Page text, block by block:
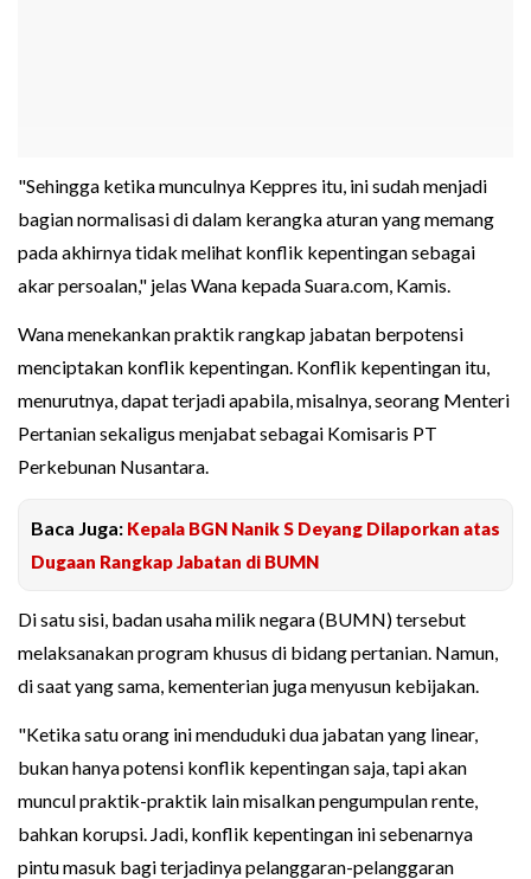
"Sehingga ketika munculnya Keppres itu, ini sudah menjadi
bagian normalisasi di dalam kerangka aturan yang memang
pada akhirnya tidak melihat konflik kepentingan sebagai
akar persoalan," jelas Wana kepada Suara.com, Kamis.
Wana menekankan praktik rangkap jabatan berpotensi
menciptakan konflik kepentingan. Konflik kepentingan itu,
menurutnya, dapat terjadi apabila, misalnya, seorang Menteri
Pertanian sekaligus menjabat sebagai Komisaris PT
Perkebunan Nusantara.
Baca Juga: Kepala BGN Nanik S Deyang Dilaporkan atas
Dugaan Rangkap Jabatan di BUMN
Di satu sisi, badan usaha milik negara (BUMN) tersebut
melaksanakan program khusus di bidang pertanian. Namun,
di saat yang sama, kementerian juga menyusun kebijakan.
"Ketika satu orang ini menduduki dua jabatan yang linear,
bukan hanya potensi konflik kepentingan saja, tapi akan
muncul praktik-praktik lain misalkan pengumpulan rente,
bahkan korupsi. Jadi, konflik kepentingan ini sebenarnya
pintu masuk bagi terjadinya pelanggaran-pelanggaran